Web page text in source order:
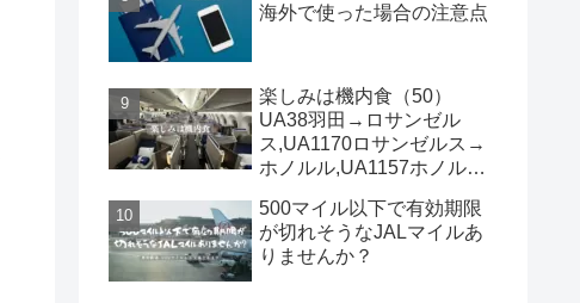
海外で使った場合の注意点
楽しみは機内食（50）
UA38羽田→ロサンゼル
ス,UA1170ロサンゼルス→
ホノルル,UA1157ホノルル
500マイル以下で有効期限
が切れそうなJALマイルあ
りませんか？